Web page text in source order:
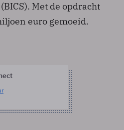
Met de opdracht
euro gemoeid.